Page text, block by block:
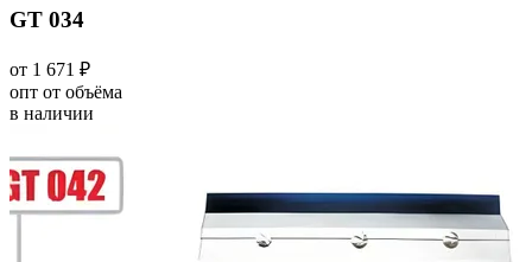
GT 034
от 1 671 ₽
опт от объёма
в наличии